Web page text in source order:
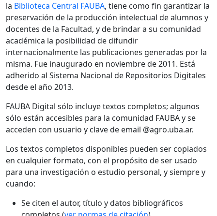
la Biblioteca Central FAUBA, tiene como fin garantizar la
preservación de la producción intelectual de alumnos y
docentes de la Facultad, y de brindar a su comunidad
académica la posibilidad de difundir
internacionalmente las publicaciones generadas por la
misma. Fue inaugurado en noviembre de 2011. Está
adherido al Sistema Nacional de Repositorios Digitales
desde el año 2013.
FAUBA Digital sólo incluye textos completos; algunos
sólo están accesibles para la comunidad FAUBA y se
acceden con usuario y clave de email @agro.uba.ar.
Los textos completos disponibles pueden ser copiados
en cualquier formato, con el propósito de ser usado
para una investigación o estudio personal, y siempre y
cuando:
Se citen el autor, título y datos bibliográficos